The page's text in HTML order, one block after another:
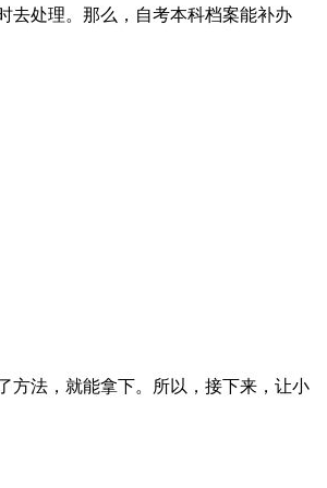
去处理。那么，自考本科档案能补办
方法，就能拿下。所以，接下来，让小